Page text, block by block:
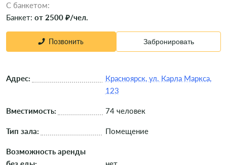
C банкетом:
Банкет: от 2500 ₽/чел.
Позвонить Забронировать
Адрес:
Красноярск, ул. Карла Маркса,
123
Вместимость: 74 человек
Тип зала: Помещение
Возможность аренды